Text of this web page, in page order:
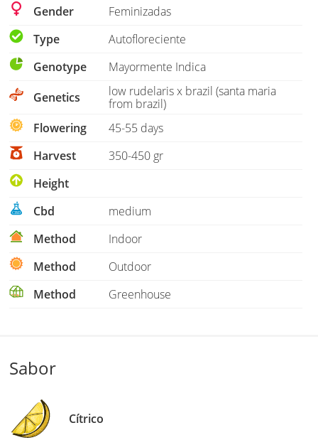
Gender
Feminizadas
Type
Autofloreciente
Genotype
Mayormente Indica
Genetics
low rudelaris x brazil (santa maria
from brazil)
Flowering
45-55 days
Harvest
350-450 gr
Height
Cbd
medium
Method
Indoor
Method
Outdoor
Method
Greenhouse
Sabor
Cítrico